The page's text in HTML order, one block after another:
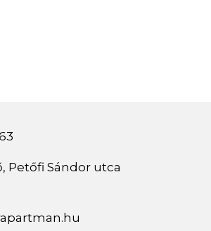
Petőfi Sándor utca